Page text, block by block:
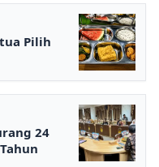
Pilih
24